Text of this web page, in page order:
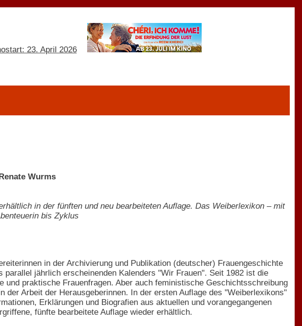
Wurms
in der fünften und neu bearbeiteten Auflage. Das Weiberlexikon – mit
bis Zyklus
in der Archivierung und Publikation (deutscher) Frauengeschichte
jährlich erscheinenden Kalenders "Wir Frauen". Seit 1982 ist die
praktische Frauenfragen. Aber auch feministische Geschichtsschreibung
der Arbeit der Herausgeberinnen. In der ersten Auflage des "Weiberlexikons"
Erklärungen und Biografien aus aktuellen und vorangegangenen
fünfte bearbeitete Auflage wieder erhältlich.